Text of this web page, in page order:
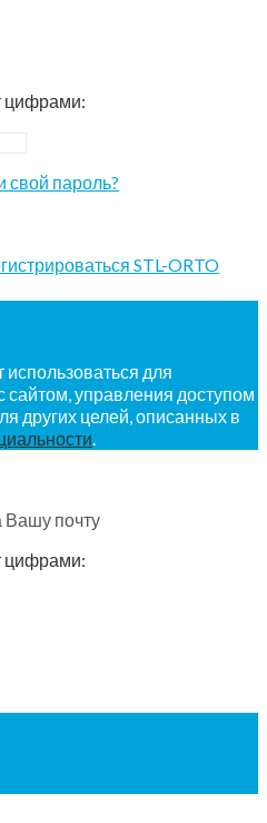
цифрами:
свой пароль?
STL-ORTO
для
управления доступом
других целей, описанных в
.
Вашу почту
цифрами: